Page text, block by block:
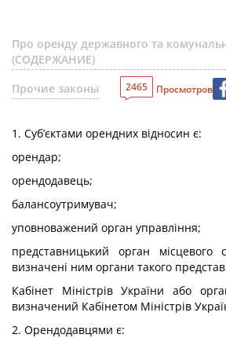
Про оренду державного та
(СОДЕРЖАНИЕ)
Прочие законы
2465 Просмотров
1. Суб’єктами орендних відносин є:
орендар;
орендодавець;
балансоутримувач;
уповноважений орган управління;
представницький орган місцевого
визначені ним органи такого
Кабінет Міністрів України або
визначений Кабінетом Міністрів
2. Орендодавцями є: